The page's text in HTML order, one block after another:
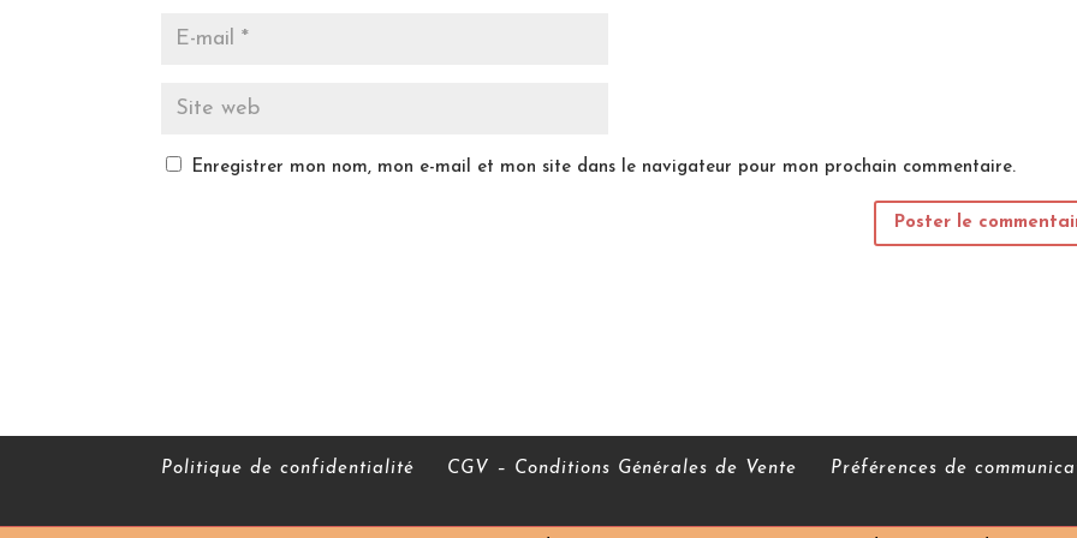
Enregistrer mon nom, mon e-mail et mon site dans le navigateur pour mon prochain commentaire.
Politique de confidentialité CGV – Conditions Générales de Vente Préférences de